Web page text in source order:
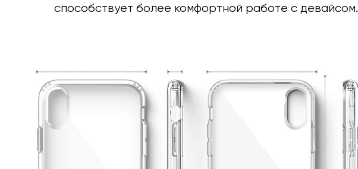
способствует более комфортной работе с девайсом.